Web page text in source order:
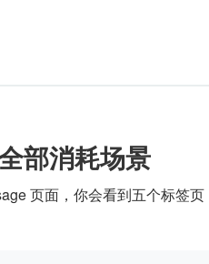
部消耗场景
页面，你会看到五个标签页